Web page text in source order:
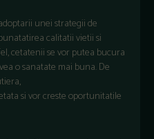
unei strategii de
calitatii vietii si
cetatenii se vor putea bucura
o sanatate mai buna. De
si vor creste oportunitatile